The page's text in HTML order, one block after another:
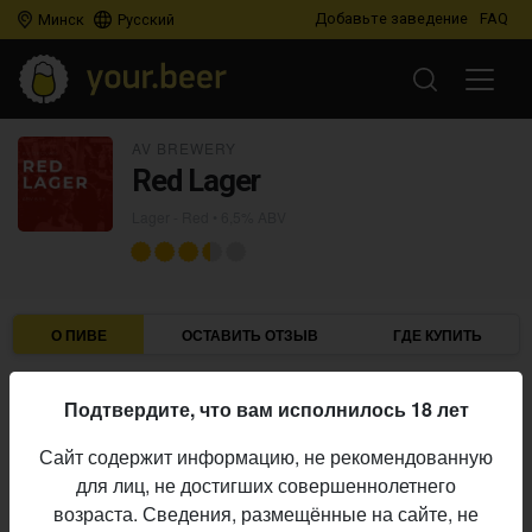
Минск Русский Добавьте заведение FAQ
Red Lager
О ПИВЕ ОСТАВИТЬ ОТЗЫВ ГДЕ КУПИТЬ
Пивоварня:
Алкоголь:
6,5%
Начало
выпуска:
16.01.2021
Подтвердите, что вам исполнилось 18 лет
Сайт содержит информацию, не рекомендованную
для лиц, не достигших совершеннолетнего
возраста. Сведения, размещённые на сайте, не